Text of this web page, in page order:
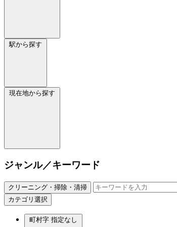
駅から探す
現在地から探す
ジャンル／キーワード
クリーニング・掃除・清掃
カテゴリ選択
町村字 指定なし